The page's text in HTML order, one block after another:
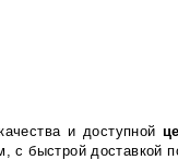
и доступной
с быстрой доставкой